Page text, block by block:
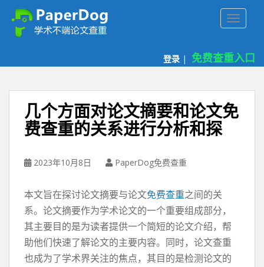
登录 | 免费查重入口
几个方面对论文摘要和论文免
费查重的关系进行分析和探
2023年10月8日 PaperDog免费查重
本文旨在探讨论文摘要与论文免费查重之间的关
系。论文摘要作为学术论文的一个重要组成部分，
其主要目的是为读者提供一个简短的论文介绍，帮
助他们快速了解论文的主要内容。同时，论文查重
也成为了学术界关注的焦点，其目的是检测论文的